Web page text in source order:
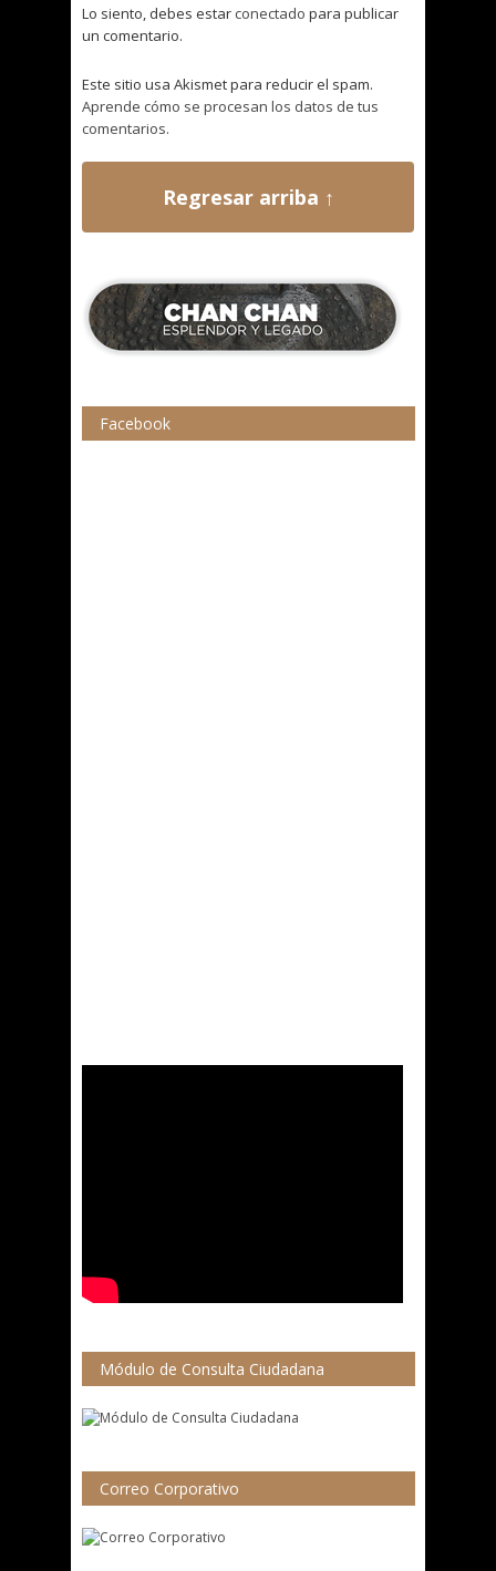
Lo siento, debes estar conectado para publicar
un comentario.
Este sitio usa Akismet para reducir el spam.
Aprende cómo se procesan los datos de tus
comentarios.
Regresar arriba ↑
Facebook
Módulo de Consulta Ciudadana
Correo Corporativo